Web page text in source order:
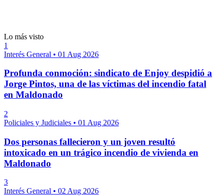
Lo más visto
1
Interés General • 01 Aug 2026
Profunda conmoción: sindicato de Enjoy despidió a
Jorge Pintos, una de las víctimas del incendio fatal
en Maldonado
2
Policiales y Judiciales • 01 Aug 2026
Dos personas fallecieron y un joven resultó
intoxicado en un trágico incendio de vivienda en
Maldonado
3
Interés General • 02 Aug 2026